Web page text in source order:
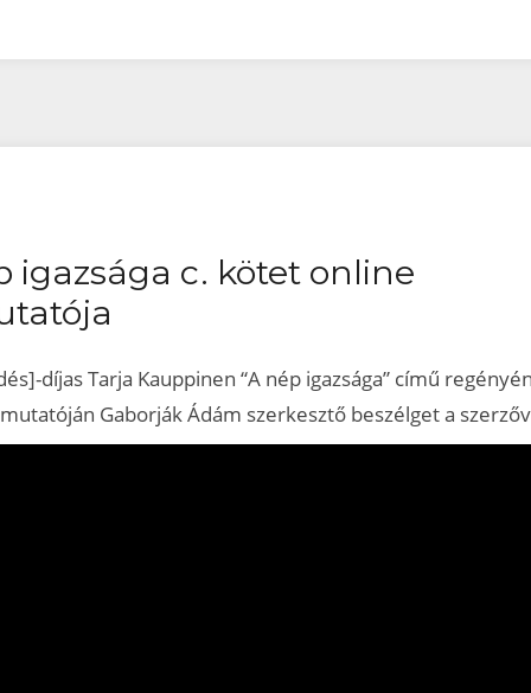
igazsága c. kötet online
díjas Tarja Kauppinen “A nép igazsága” című
Gaborják Ádám szerkesztő beszélget a